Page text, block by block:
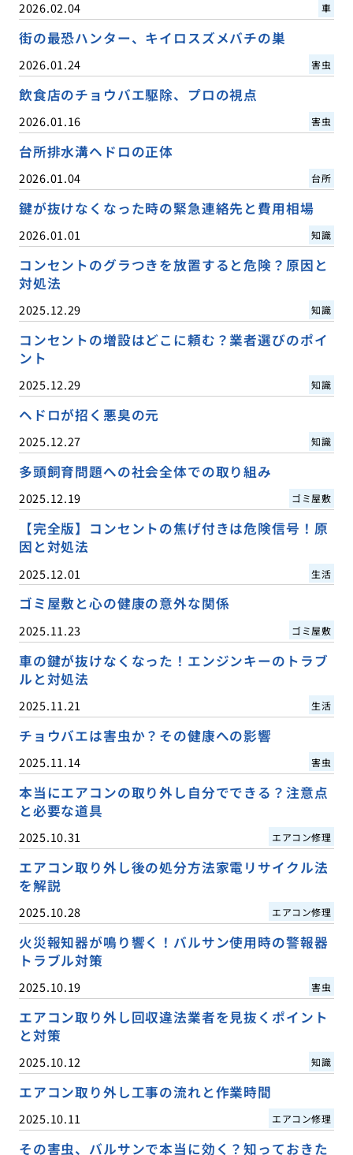
2026.02.04 車
街の最恐ハンター、キイロスズメバチの巣
2026.01.24 害虫
飲食店のチョウバエ駆除、プロの視点
2026.01.16 害虫
台所排水溝ヘドロの正体
2026.01.04 台所
鍵が抜けなくなった時の緊急連絡先と費用相場
2026.01.01 知識
コンセントのグラつきを放置すると危険？原因と
対処法
2025.12.29 知識
コンセントの増設はどこに頼む？業者選びのポイ
ント
2025.12.29 知識
ヘドロが招く悪臭の元
2025.12.27 知識
多頭飼育問題への社会全体での取り組み
2025.12.19 ゴミ屋敷
【完全版】コンセントの焦げ付きは危険信号！原
因と対処法
2025.12.01 生活
ゴミ屋敷と心の健康の意外な関係
2025.11.23 ゴミ屋敷
車の鍵が抜けなくなった！エンジンキーのトラブ
ルと対処法
2025.11.21 生活
チョウバエは害虫か？その健康への影響
2025.11.14 害虫
本当にエアコンの取り外し自分でできる？注意点
と必要な道具
2025.10.31 エアコン修理
エアコン取り外し後の処分方法家電リサイクル法
を解説
2025.10.28 エアコン修理
火災報知器が鳴り響く！バルサン使用時の警報器
トラブル対策
2025.10.19 害虫
エアコン取り外し回収違法業者を見抜くポイント
と対策
2025.10.12 知識
エアコン取り外し工事の流れと作業時間
2025.10.11 エアコン修理
その害虫、バルサンで本当に効く？知っておきた